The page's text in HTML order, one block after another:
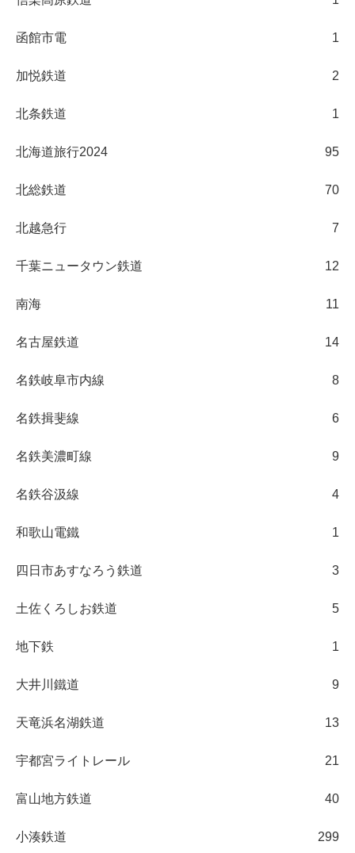
函館市電 1
加悦鉄道 2
北条鉄道 1
北海道旅行2024 95
北総鉄道 70
北越急行 7
千葉ニュータウン鉄道 12
南海 11
名古屋鉄道 14
名鉄岐阜市内線 8
名鉄揖斐線 6
名鉄美濃町線 9
名鉄谷汲線 4
和歌山電鐵 1
四日市あすなろう鉄道 3
土佐くろしお鉄道 5
地下鉄 1
大井川鐵道 9
天竜浜名湖鉄道 13
宇都宮ライトレール 21
富山地方鉄道 40
小湊鉄道 299